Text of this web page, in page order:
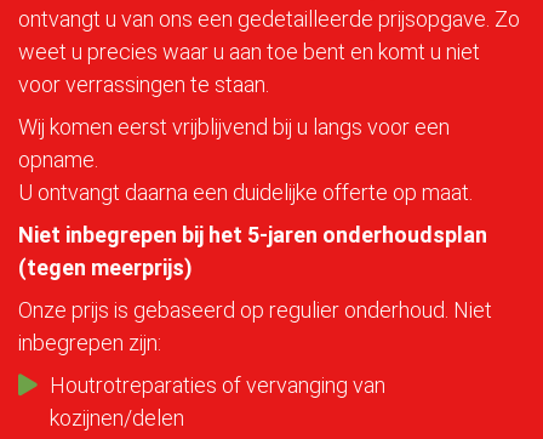
ontvangt u van ons een gedetailleerde prijsopgave. Zo
weet u precies waar u aan toe bent en komt u niet
voor verrassingen te staan.
Wij komen eerst vrijblijvend bij u langs voor een
opname.
U ontvangt daarna een duidelijke offerte op maat.
Niet inbegrepen bij het 5-jaren onderhoudsplan
(tegen meerprijs)
Onze prijs is gebaseerd op regulier onderhoud. Niet
inbegrepen zijn:
Houtrotreparaties of vervanging van
kozijnen/delen